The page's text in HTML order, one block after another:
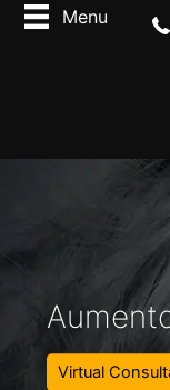
Virtual